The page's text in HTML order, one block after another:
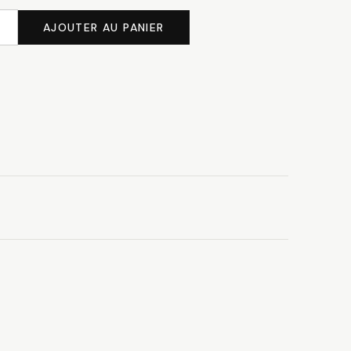
AJOUTER AU PANIER